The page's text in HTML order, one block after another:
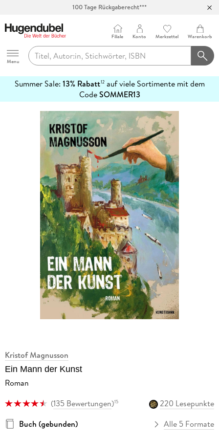
100 Tage Rückgaberecht***
Hugendubel
Menu
Filiale Konto Merkzettel Warenkorb
Summer Sale: 13% Rabatt12auf viele Sortimente mit dem
CodeSOMMER13
erfahren
Kristof Magnusson
Ein Mann der Kunst
Roman
(135 Bewertungen)15
220 Lesepunkte
Buch (gebunden)
Alle 5 Formate